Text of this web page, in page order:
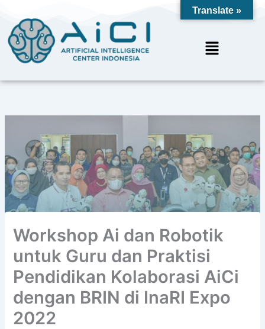
content
Menu
Workshop Ai dan Robotik
untuk Guru dan Praktisi
Pendidikan Kolaborasi AiCi
dengan BRIN di InaRI Expo
2022
Translate »